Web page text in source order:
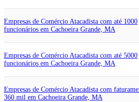
Empresas de Comércio Atacadista com até 1000
funcionários em Cachoeira Grande, MA
Empresas de Comércio Atacadista com até 5000
funcionários em Cachoeira Grande, MA
Empresas de Comércio Atacadista com
360 mil em Cachoeira Grande, MA